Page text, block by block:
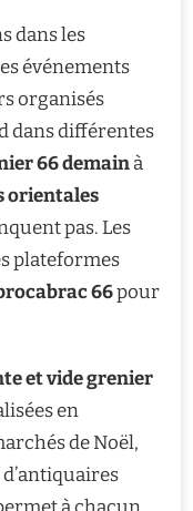
dans les
événements
organisés
dans différentes
66 demainà
orientales
pas. Les
plateformes
66pour
et vide grenier
en
de Noël,